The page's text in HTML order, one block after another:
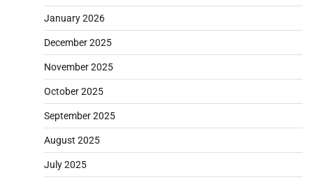
January 2026
December 2025
November 2025
October 2025
September 2025
August 2025
July 2025